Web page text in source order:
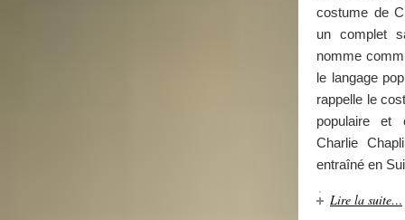
costume de
un complet
nomme
le langage
rappelle le
populaire et
Charlie
entraîné en
Lire la suite…